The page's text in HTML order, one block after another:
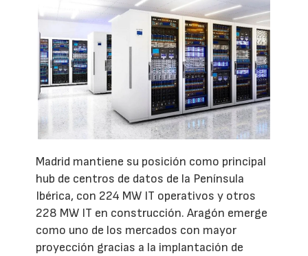
Madrid mantiene su posición como principal
hub de centros de datos de la Península
Ibérica, con 224 MW IT operativos y otros
228 MW IT en construcción. Aragón emerge
como uno de los mercados con mayor
proyección gracias a la implantación de